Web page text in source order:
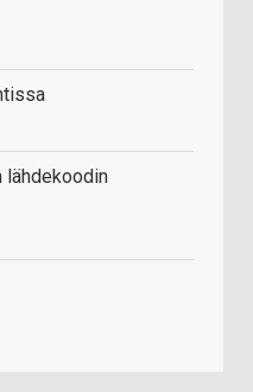
lähdekoodin